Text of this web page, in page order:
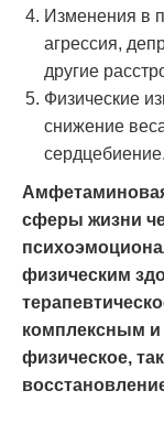
Изменения в
агрессия,
другие
Физические
снижение
сердцебиение.
сферы жизни
физическим
комплексным
физическое,